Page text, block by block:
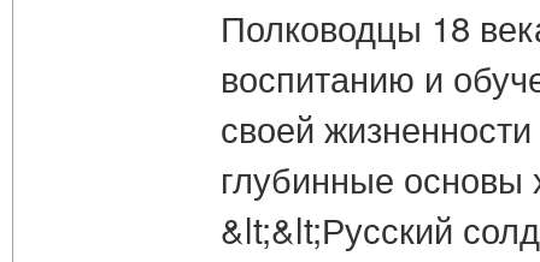
Полководцы 18
воспитанию и
своей
глубинные основы
&lt;&lt;Русский